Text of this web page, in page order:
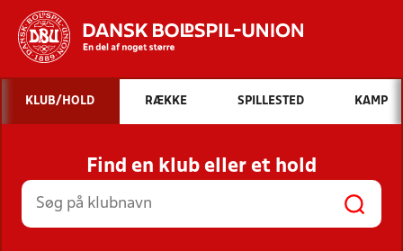
Hvad vil du søge efter?
INDHOLD OG NYHEDER
STILLINGER, RESULTATER, KLUBBER OG
HOLD
KLUB/HOLD RÆKKE SPILLESTED KAMP
Find en klub eller et hold